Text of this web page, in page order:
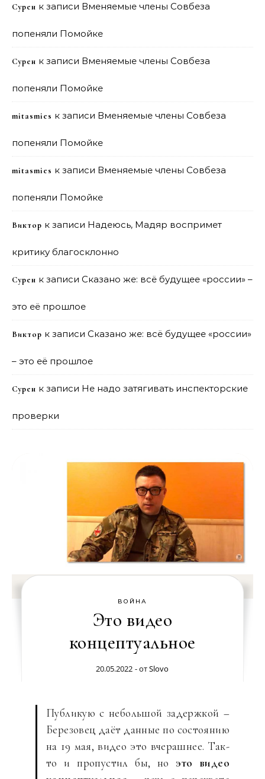
Сурен к записи Вменяемые члены Совбеза
попеняли Помойке
Сурен к записи Вменяемые члены Совбеза
попеняли Помойке
mitasmies к записи Вменяемые члены Совбеза
попеняли Помойке
mitasmies к записи Вменяемые члены Совбеза
попеняли Помойке
Виктор к записи Надеюсь, Мадяр воспримет
критику благосклонно
Сурен к записи Сказано же: всё будущее «россии» –
это её прошлое
Виктор к записи Сказано же: всё будущее «россии»
– это её прошлое
Сурен к записи Не надо затягивать инспекторские
проверки
ВОЙНА
Это видео
концептуальное
20.05.2022 - отSlovo
Публикую с небольшой задержкой –
Березовец даёт данные по состоянию
на 19 мая, видео это вчерашнее. Так-
то и пропустил бы, но это видео